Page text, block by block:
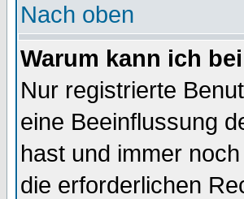
Nach oben
Warum kann ich
Nur registrierte
eine Beeinflussung
hast und immer
die erforderlichen